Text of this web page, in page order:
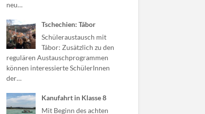
neu…
Tschechien: Tábor
Schüleraustausch mit
Tábor: Zusätzlich zu den
regulären Austauschprogrammen
können interessierte SchülerInnen
der…
Kanufahrt in Klasse 8
Mit Beginn des achten